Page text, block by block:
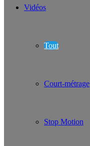
Vidéos
Tout
Court-métrage
Stop Motion